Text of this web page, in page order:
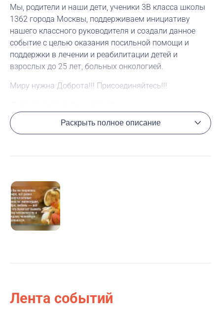
Мы, родители и наши дети, ученики 3В класса школы
1362 города Москвы, поддерживаем инициативу
нашего классного руководителя и создали данное
событие с целью оказания посильной помощи и
поддержки в лечении и реабилитации детей и
взрослых до 25 лет, больных онкологией.
Миру нужна Доброта!!! Присоединяйтесь!!!
И не требует cлавы в ответ.
Доброта – слишком цeнная штyка.
которая обязательно воплотится в светлое и
здоровое будущее ребёнка! И мы верим, что
благодаря данному событию мы сможем поддержать
тяжелобольного ребенка в трудной борьбе за жизнь,
подарить ему шанс на здоровое детство.
Раскрыть полное описание
Лента событий